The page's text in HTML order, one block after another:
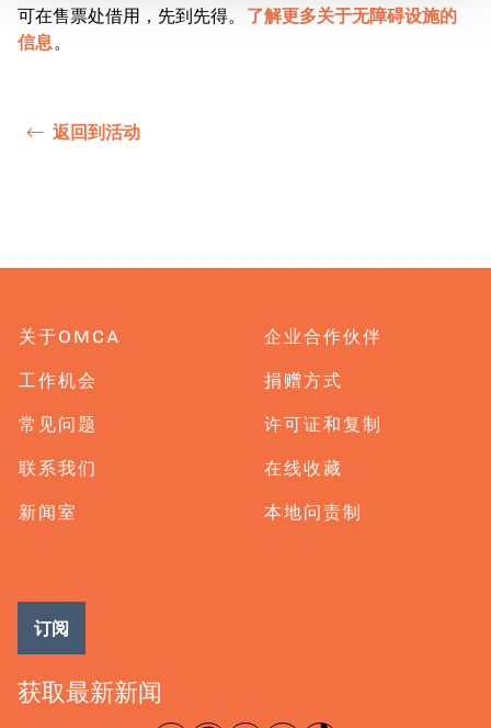
可在售票处借用，先到先得。
了解更多关于无障碍设施的
信息 。
返回到活动
关于OMCA
工作机会
常见问题
联系我们
新闻室
企业合作伙伴
捐赠方式
许可证和复制
在线收藏
本地问责制
获取最新新闻
订阅